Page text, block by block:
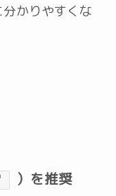
かりやすくな
）を推奨